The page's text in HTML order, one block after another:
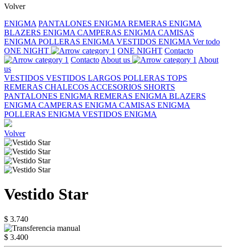
Volver
ENIGMA PANTALONES ENIGMA REMERAS ENIGMA
BLAZERS ENIGMA CAMPERAS ENIGMA CAMISAS
ENIGMA POLLERAS ENIGMA VESTIDOS ENIGMA Ver todo
ONE NIGHT
ONE NIGHT Contacto
Contacto About us
About
us
VESTIDOS VESTIDOS LARGOS POLLERAS TOPS
REMERAS CHALECOS ACCESORIOS SHORTS
PANTALONES ENIGMA REMERAS ENIGMA BLAZERS
ENIGMA CAMPERAS ENIGMA CAMISAS ENIGMA
POLLERAS ENIGMA VESTIDOS ENIGMA
Volver
Vestido Star
$ 3.740
$ 3.400